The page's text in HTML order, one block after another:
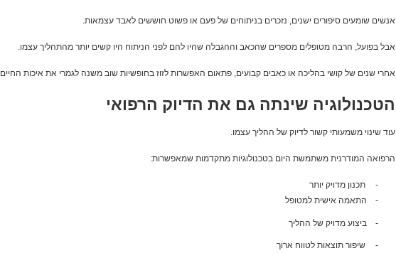
אנשים שומעים סיפורים ישנים, נזכרים בניתוחים של פעם או פשוט חוששים לאבד עצמאות.
אבל בפועל, הרבה מטופלים מספרים שהכאב וההגבלה שהיו להם לפני הניתוח היו קשים יותר מהתהליך עצמו.
אחרי שנים של קושי בהליכה או כאבים קבועים, פתאום האפשרות לזוז בחופשיות שוב משנה לגמרי את איכות החיים.
הטכנולוגיה שינתה גם את הדיוק הרפואי
עוד שינוי משמעותי קשור לדיוק של ההליך עצמו.
הרפואה המודרנית משתמשת היום בטכנולוגיות מתקדמות שמאפשרות:
-
תכנון מדויק יותר
-
התאמה אישית למטופל
- ביצוע מדויק של ההליך
- שיפור תוצאות לטווח ארוך